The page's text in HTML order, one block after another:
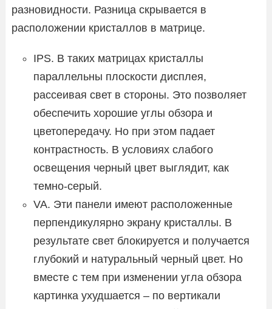
разновидности. Разница скрывается в
расположении кристаллов в матрице.
IPS. В таких матрицах кристаллы
параллельны плоскости дисплея,
рассеивая свет в стороны. Это позволяет
обеспечить хорошие углы обзора и
цветопередачу. Но при этом падает
контрастность. В условиях слабого
освещения черный цвет выглядит, как
темно-серый.
VA. Эти панели имеют расположенные
перпендикулярно экрану кристаллы. В
результате свет блокируется и получается
глубокий и натуральный черный цвет. Но
вместе с тем при изменении угла обзора
картинка ухудшается – по вертикали